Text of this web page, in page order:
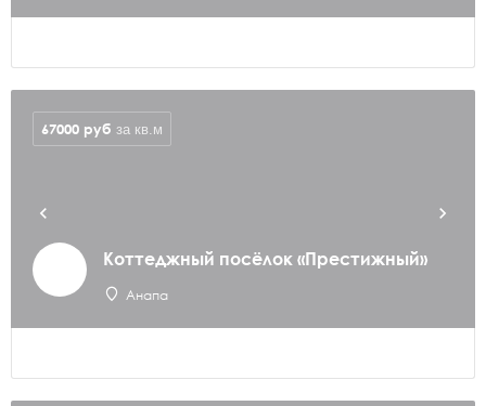
Коттеджный посёлок «Престижный»
Анапа
67000 руб за кв.м